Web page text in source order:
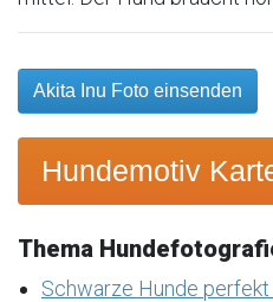
Akita Inu Foto einsenden
Hundemotiv
Thema
Schwarze Hunde